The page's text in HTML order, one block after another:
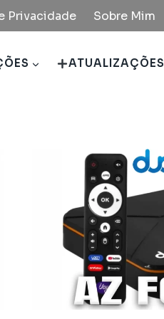
Privacidade Sobre Mim
ATUALIZAÇÕES